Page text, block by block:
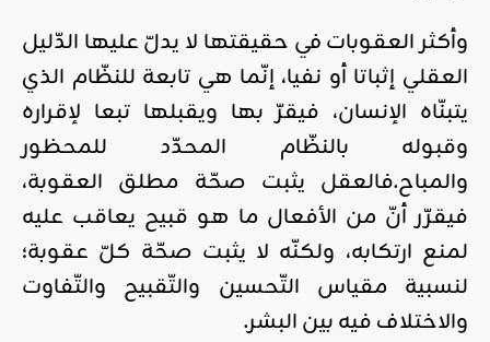
وأكثر العقوبات في حقيقتها لا يدلّ عليها الدّليل
العقلي إثباتا أو نفيا، إنّما هي تابعة للنظّام الذي
يتبنّاه الإنسان، فيقرّ بها ويقبلها تبعا لإقراره
وقبوله بالنظّام المحدّد للمحظور
والمباح.فالعقل يثبت صحّة مطلق العقوبة،
فيقرّر أنّ من الأفعال ما هو قبيح يعاقب عليه
لمنع ارتكابه، ولكنّه لا يثبت صحّة كلّ عقوبة؛
لنسبية مقياس التّحسين والتّقبيح والتّفاوت
والاختلاف فيه بين البشر.